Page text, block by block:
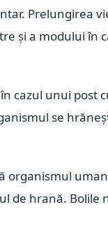
Prelungirea
și a modului în
cazul unui
se
organismul
de hrană. Bolile